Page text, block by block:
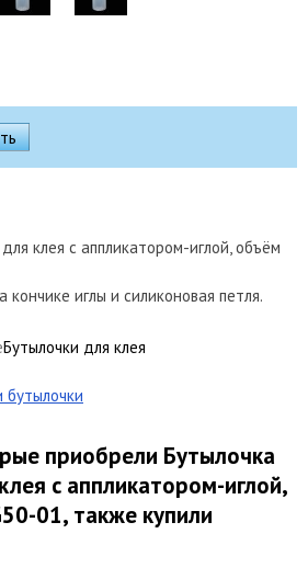
клея с аппликатором-иглой, объём
иглы и силиконовая петля.
Бутылочки для клея
бутылочки
приобрели Бутылочка
с аппликатором-иглой,
01, также купили